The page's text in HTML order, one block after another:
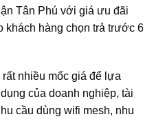
Tân Phú với giá ưu đãi
khách hàng chọn trả trước 6
nhiều mốc giá để lựa
của doanh nghiệp, tài
cầu dùng wifi mesh, nhu